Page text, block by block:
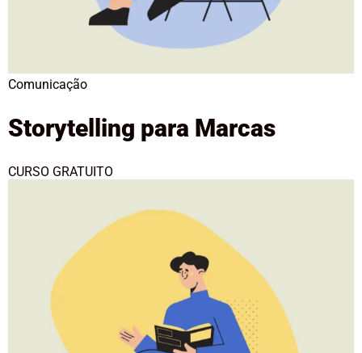
Comunicação
Storytelling para Marcas
CURSO GRATUITO